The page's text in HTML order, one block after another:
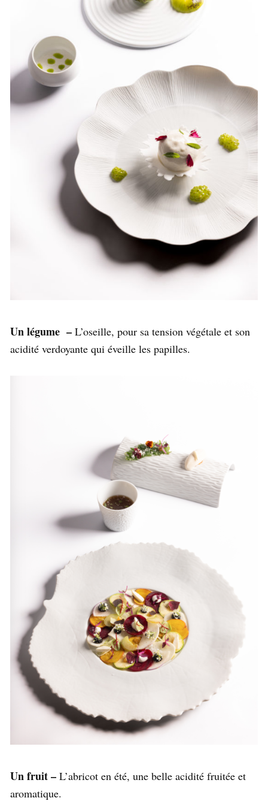
Un légume – L’oseille, pour sa tension végétale et son
acidité verdoyante qui éveille les papilles.
Un fruit – L’abricot en été, une belle acidité fruitée et
aromatique.